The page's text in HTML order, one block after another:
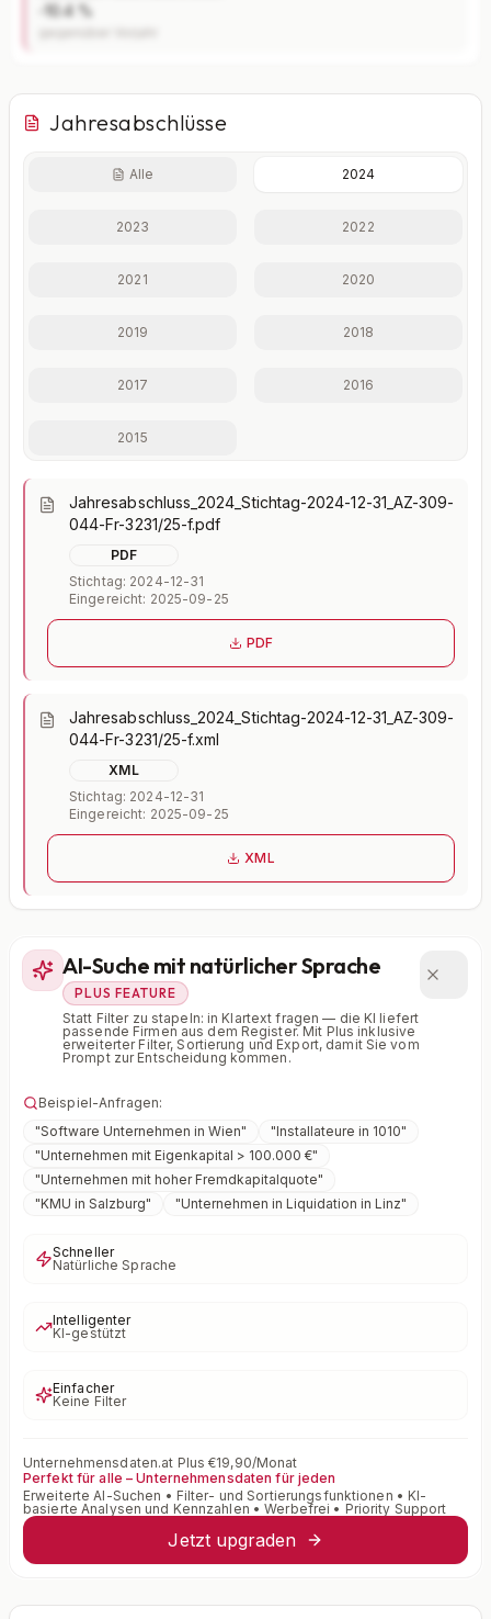
-10.4 %
Jahresabschlüsse
Alle 2024
2023 2022
2021 2020
2019 2018
2017 2016
2015
Jahresabschluss_2024_Stichtag-2024-12-31_AZ-309-
044-Fr-3231/25-f.pdf
PDF
Stichtag: 2024-12-31
Eingereicht: 2025-09-25
PDF
Jahresabschluss_2024_Stichtag-2024-12-31_AZ-309-
044-Fr-3231/25-f.xml
XML
Stichtag: 2024-12-31
Eingereicht: 2025-09-25
XML
AI-Suche mit natürlicher Sprache
PLUS FEATURE
Statt Filter zu stapeln: in Klartext fragen — die KI liefert
passende Firmen aus dem Register. Mit Plus inklusive
erweiterter Filter, Sortierung und Export, damit Sie vom
Prompt zur Entscheidung kommen.
Beispiel-Anfragen:
"Software Unternehmen in Wien" "Installateure in 1010"
"Unternehmen mit Eigenkapital > 100.000 €"
"Unternehmen mit hoher Fremdkapitalquote"
"KMU in Salzburg" "Unternehmen in Liquidation in Linz"
Schneller
Natürliche Sprache
Intelligenter
KI-gestützt
Einfacher
Keine Filter
Unternehmensdaten.at Plus €19,90/Monat
Perfekt für alle – Unternehmensdaten für jeden
Erweiterte AI-Suchen • Filter- und Sortierungsfunktionen • KI-
basierte Analysen und Kennzahlen • Werbefrei • Priority Support
Jetzt upgraden